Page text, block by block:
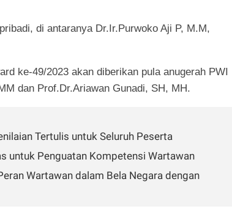
di antaranya Dr.Ir.Purwoko Aji P, M.M,
ke-49/2023 akan diberikan pula anugerah PWI
dan Prof.Dr.Ariawan Gunadi, SH, MH.
Tertulis untuk Seluruh Peserta
untuk Penguatan Kompetensi Wartawan
Wartawan dalam Bela Negara dengan